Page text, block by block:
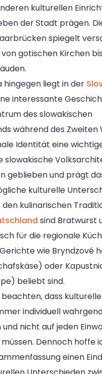
kulturellen
der Stadt prägen.
spiegelt
gotischen Kirchen
hingegen liegt in der
interessante
des slowakischen
während des Zweiten
Identität eine
slowakische
geblieben und prägt
kulturelle
den kulinarischen
sind Bratwurst
für die regionale
wie Bryndzové
oder
beliebt sind.
beachten, dass kulturelle
individuell
nicht auf jeden
Dennoch hoffe
einen